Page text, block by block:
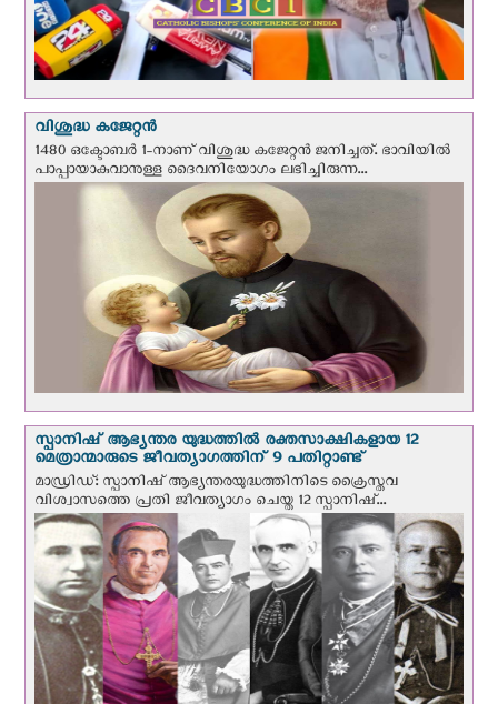
വിശുദ്ധ കജേറ്റന്‍
1480 ഒക്ടോബര്‍ 1-നാണ് വിശുദ്ധ കജേറ്റന്‍ ജനിച്ചത്. ഭാവിയില്‍
പാപ്പായാകുവാനുള്ള ദൈവനിയോഗം ലഭിച്ചിരുന്ന...
സ്പാനിഷ് ആഭ്യന്തര യുദ്ധത്തില്‍ രക്തസാക്ഷികളായ 12
മെത്രാന്മാരുടെ ജീവത്യാഗത്തിന് 9 പതിറ്റാണ്ട്
മാഡ്രിഡ്: സ്പാനിഷ് ആഭ്യന്തരയുദ്ധത്തിനിടെ ക്രൈസ്തവ
വിശ്വാസത്തെ പ്രതി ജീവത്യാഗം ചെയ്ത 12 സ്പാനിഷ്...